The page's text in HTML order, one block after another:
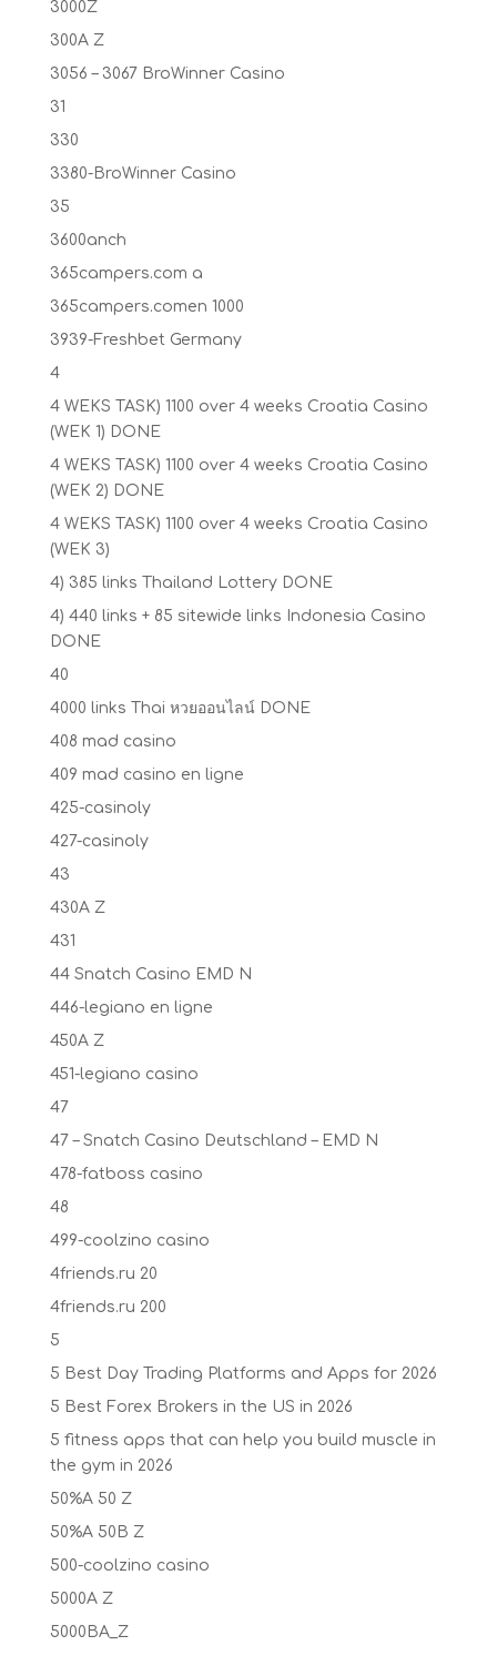
3000Z
300A Z
3056 – 3067 BroWinner Casino
31
330
3380-BroWinner Casino
35
3600anch
365campers.com a
365campers.comen 1000
3939-Freshbet Germany
4
4 WEKS TASK) 1100 over 4 weeks Croatia Casino
(WEK 1) DONE
4 WEKS TASK) 1100 over 4 weeks Croatia Casino
(WEK 2) DONE
4 WEKS TASK) 1100 over 4 weeks Croatia Casino
(WEK 3)
4) 385 links Thailand Lottery DONE
4) 440 links + 85 sitewide links Indonesia Casino
DONE
40
4000 links Thai หวยออนไลน์ DONE
408 mad casino
409 mad casino en ligne
425-casinoly
427-casinoly
43
430A Z
431
44 Snatch Casino EMD N
446-legiano en ligne
450A Z
451-legiano casino
47
47 – Snatch Casino Deutschland – EMD N
478-fatboss casino
48
499-coolzino casino
4friends.ru 20
4friends.ru 200
5
5 Best Day Trading Platforms and Apps for 2026
5 Best Forex Brokers in the US in 2026
5 fitness apps that can help you build muscle in
the gym in 2026
50%A 50 Z
50%A 50B Z
500-coolzino casino
5000A Z
5000BA_Z